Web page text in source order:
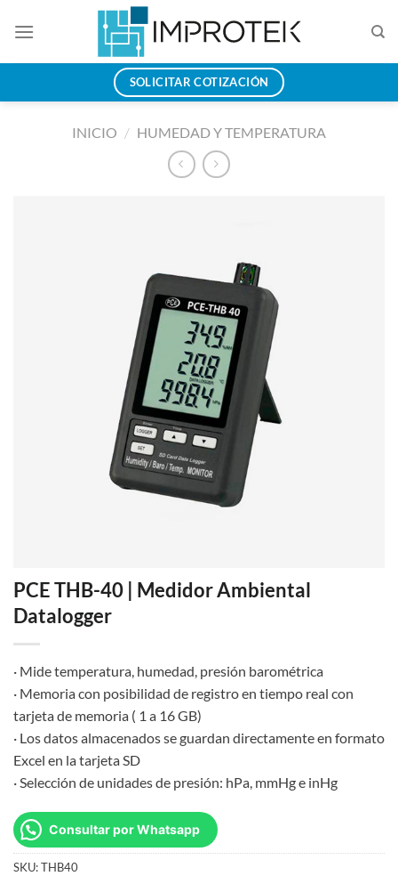
SOLICITAR COTIZACIÓN
INICIO / HUMEDAD Y TEMPERATURA
PCE THB-40 | Medidor Ambiental
Datalogger
· Mide temperatura, humedad, presión barométrica
· Memoria con posibilidad de registro en tiempo real con
tarjeta de memoria ( 1 a 16 GB)
· Los datos almacenados se guardan directamente en formato
Excel en la tarjeta SD
· Selección de unidades de presión: hPa, mmHg e inHg
Consultar por Whatsapp
SKU:THB40